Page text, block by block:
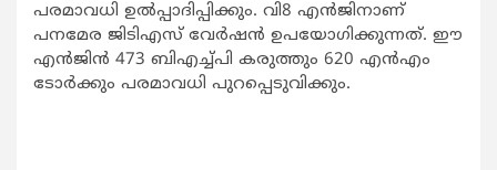
പരമാവധി ഉല്‍പ്പാദിപ്പിക്കും. വി8 എന്‍ജിനാണ്
പനമേര ജിടിഎസ് വേര്‍ഷന്‍ ഉപയോഗിക്കുന്നത്. ഈ
എന്‍ജിന്‍ 473 ബിഎച്ച്പി കരുത്തും 620 എന്‍എം
ടോര്‍ക്കും പരമാവധി പുറപ്പെടുവിക്കും.